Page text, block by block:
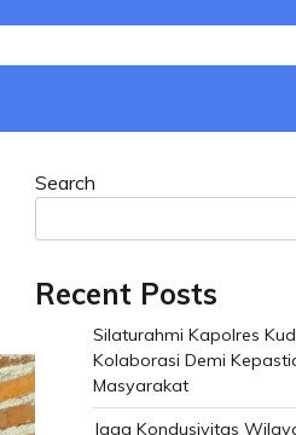
Search
Recent Posts
Silaturahmi Kapolres
Kolaborasi Demi
Masyarakat
Jaga Kondusivitas